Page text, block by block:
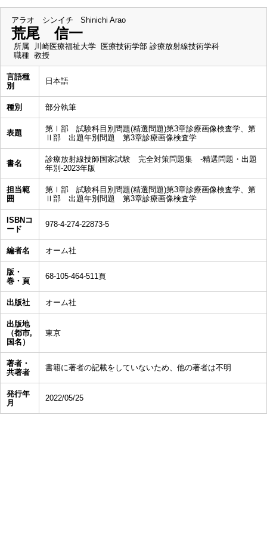
アラオ シンイチ Shinichi Arao
荒尾 信一
所属
川崎医療福祉大学 医療技術学部 診療放射線技術学科
職種 教授
言語種
別
日本語
種別 部分執筆
表題
第Ⅰ部 試験科目別問題(精選問題)第3章診療画像検査学、第
Ⅱ部 出題年別問題 第3章診療画像検査学
書名
診療放射線技師国家試験 完全対策問題集 -精選問題・出題
年別-2023年版
担当範
囲
第Ⅰ部 試験科目別問題(精選問題)第3章診療画像検査学、第
Ⅱ部 出題年別問題 第3章診療画像検査学
ISBNコ
ード
978-4-274-22873-5
編者名 オーム社
版・
巻・頁
68-105-464-511頁
出版社 オーム社
出版地
（都市,
国名）
東京
著者・
共著者
書籍に著者の記載をしていないため、他の著者は不明
発行年
月
2022/05/25